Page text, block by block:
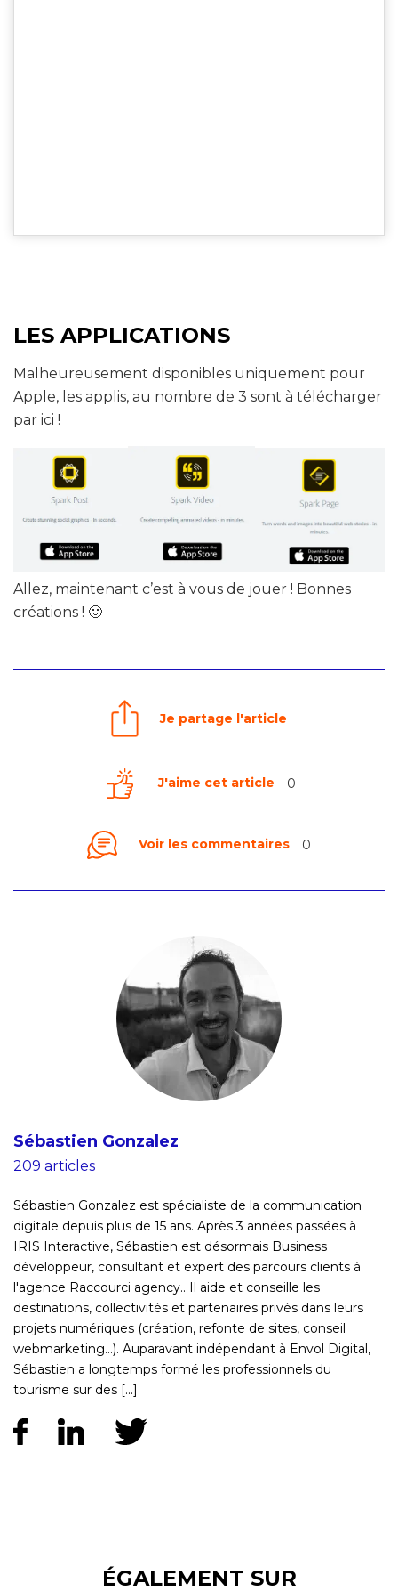
LES APPLICATIONS
Malheureusement disponibles uniquement pour
Apple, les applis, au nombre de 3 sont à télécharger
par ici !
Allez, maintenant c’est à vous de jouer ! Bonnes
créations ! 🙂
Je partage l'article
J'aime cet article 0
Voir les commentaires 0
Sébastien Gonzalez
209 articles
Sébastien Gonzalez est spécialiste de la communication
digitale depuis plus de 15 ans. Après 3 années passées à
IRIS Interactive, Sébastien est désormais Business
développeur, consultant et expert des parcours clients à
l'agence Raccourci agency.. Il aide et conseille les
destinations, collectivités et partenaires privés dans leurs
projets numériques (création, refonte de sites, conseil
webmarketing...). Auparavant indépendant à Envol Digital,
Sébastien a longtemps formé les professionnels du
tourisme sur des [...]
ÉGALEMENT SUR